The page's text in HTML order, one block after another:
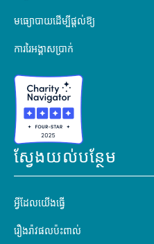
មធ្យោបាយដើម្បីផ្តល់ឱ្យ
ការរៃអង្គាសប្រាក់
ស្វែងយល់បន្ថែម
អ្វីដែលយើងធ្វើ
រឿងរ៉ាវផលប៉ះពាល់